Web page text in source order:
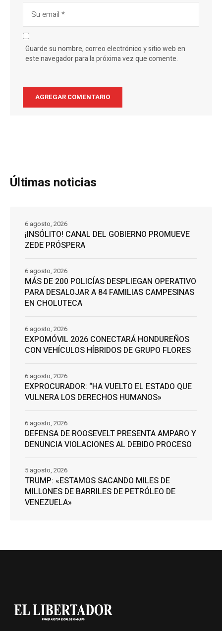
Guarde su nombre, correo electrónico y sitio web en
este navegador para la próxima vez que comente.
Últimas noticias
¡INSÓLITO! CANAL DEL GOBIERNO PROMUEVE
ZEDE PRÓSPERA
6 agosto, 2026
MÁS DE 200 POLICÍAS DESPLIEGAN OPERATIVO
PARA DESALOJAR A 84 FAMILIAS CAMPESINAS
EN CHOLUTECA
6 agosto, 2026
EXPOMÓVIL 2026 CONECTARÁ HONDUREÑOS
CON VEHÍCULOS HÍBRIDOS DE GRUPO FLORES
6 agosto, 2026
EXPROCURADOR: “HA VUELTO EL ESTADO QUE
VULNERA LOS DERECHOS HUMANOS»
6 agosto, 2026
DEFENSA DE ROOSEVELT PRESENTA AMPARO Y
DENUNCIA VIOLACIONES AL DEBIDO PROCESO
6 agosto, 2026
TRUMP: «ESTAMOS SACANDO MILES DE
MILLONES DE BARRILES DE PETRÓLEO DE
VENEZUELA»
5 agosto, 2026